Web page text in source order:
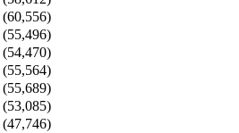
(60,556)
(55,496)
(54,470)
(55,564)
(55,689)
(53,085)
(47,746)